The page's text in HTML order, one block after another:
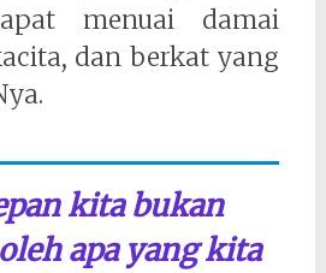
menuai damai
dan berkat yang
kita bukan
apa yang kita